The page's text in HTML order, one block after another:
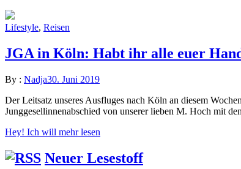
Lifestyle, Reisen
JGA in Köln: Habt ihr alle euer
By : Nadja30. Juni 2019
Der Leitsatz unseres Ausfluges nach Köln an diesem
Junggesellinnenabschied von unserer lieben M. Hoch mit
Hey! Ich will mehr lesen
Neuer Lesestoff